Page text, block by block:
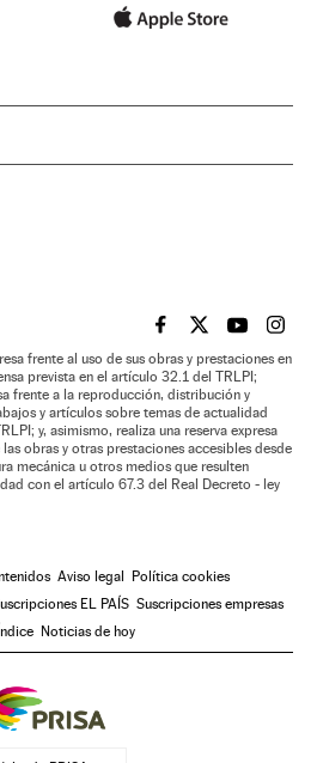
EL PAÍS BRASIL EN
EL PAÍSEL PAÍS
EL
frente al uso de sus obras y prestaciones en
prevista en el artículo 32.1 del TRLPI;
frente a la reproducción, distribución y
y artículos sobre temas de actualidad
y, asimismo, realiza una reserva expresa
obras y otras prestaciones accesibles desde
mecánica u otros medios que resulten
con el artículo 67.3 del Real Decreto - ley
Aviso legal Política cookies
EL PAÍS Suscripciones empresas
Noticias de hoy